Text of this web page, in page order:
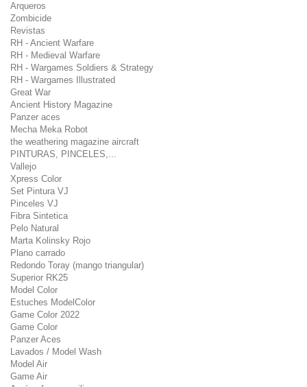
Arqueros
Zombicide
Revistas
RH - Ancient Warfare
RH - Medieval Warfare
RH - Wargames Soldiers & Strategy
RH - Wargames Illustrated
Great War
Ancient History Magazine
Panzer aces
Mecha Meka Robot
the weathering magazine aircraft
PINTURAS, PINCELES,...
Vallejo
Xpress Color
Set Pintura VJ
Pinceles VJ
Fibra Sintetica
Pelo Natural
Marta Kolinsky Rojo
Plano carrado
Redondo Toray (mango triangular)
Superior RK25
Model Color
Estuches ModelColor
Game Color 2022
Game Color
Panzer Aces
Lavados / Model Wash
Model Air
Game Air